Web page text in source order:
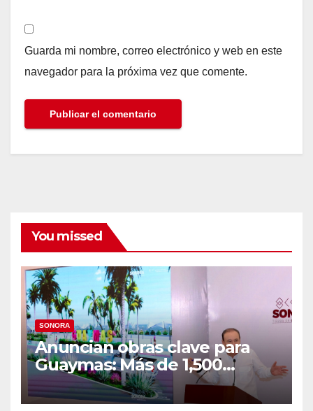
Guarda mi nombre, correo electrónico y web en este
navegador para la próxima vez que comente.
You missed
SONORA
Anuncian obras clave para
Guaymas: Más de 1,500
viviendas, modernización del
malecón y nuevo hospital del